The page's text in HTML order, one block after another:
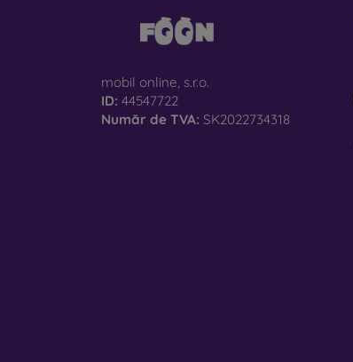
mobil online, s.r.o.
ID: 44547722
Număr de TVA: SK2022734318